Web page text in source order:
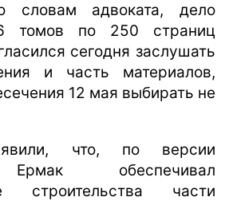
словам адвоката, дело
томов по 250 страниц
сегодня заслушать
и часть материалов,
12 мая выбирать не
что, по версии
обеспечивал
строительства части